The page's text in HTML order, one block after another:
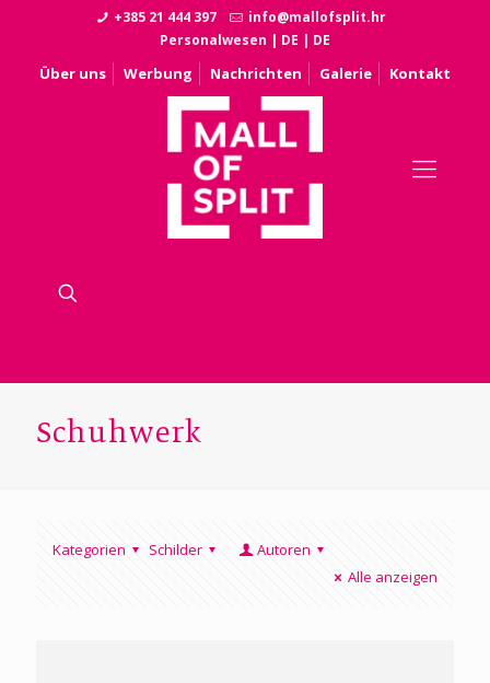
+385 21 444 397
info@mallofsplit.hr
Personalwesen | DE | DE
Über uns Werbung Nachrichten Galerie Kontakt
Schuhwerk
Kategorien Schilder
Autoren
Alle anzeigen